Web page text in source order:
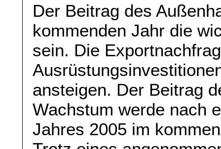
Der Beitrag des
kommenden Jahr die
sein. Die
ansteigen. Der Beitrag
Wachstum werde nach
Jahres 2005 im